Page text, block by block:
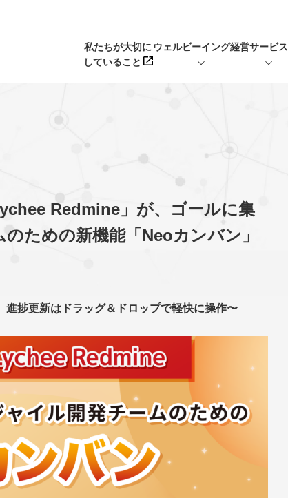
私たちが大切に
していること
ウェルビーイング経営サービス
Redmine」が、ゴールに集
ための新機能「Neoカンバン」
捗更新はドラッグ＆ドロップで軽快に操作〜